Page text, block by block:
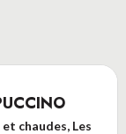
chaudes, Les